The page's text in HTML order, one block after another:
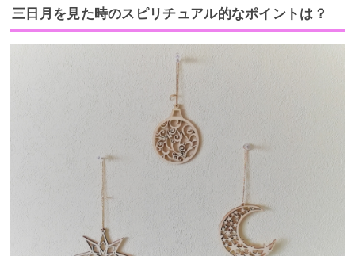
三日月を見た時のスピリチュアル的なポイントは？